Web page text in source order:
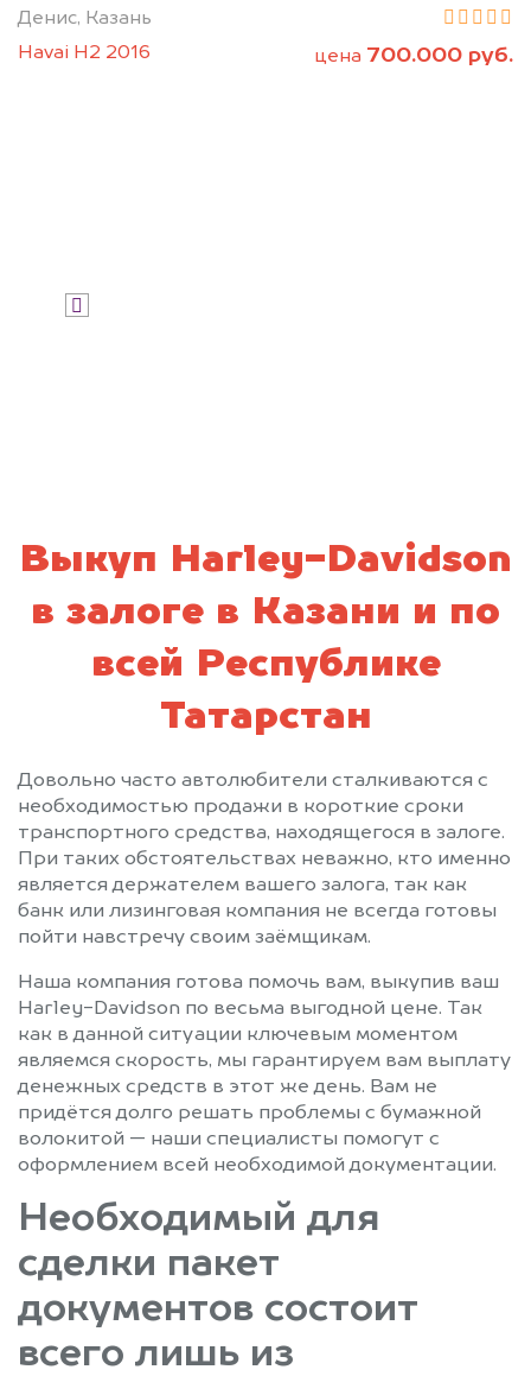
Денис, Казань
Havai H2 2016
цена 700.000 руб.
Выкуп Harley-Davidson
в залоге в Казани и по
всей Республике
Татарстан
Довольно часто автолюбители сталкиваются с
необходимостью продажи в короткие сроки
транспортного средства, находящегося в залоге.
При таких обстоятельствах неважно, кто именно
является держателем вашего залога, так как
банк или лизинговая компания не всегда готовы
пойти навстречу своим заёмщикам.
Наша компания готова помочь вам, выкупив ваш
Harley-Davidson по весьма выгодной цене. Так
как в данной ситуации ключевым моментом
являемся скорость, мы гарантируем вам выплату
денежных средств в этот же день. Вам не
придётся долго решать проблемы с бумажной
волокитой — наши специалисты помогут с
оформлением всей необходимой документации.
Необходимый для
сделки пакет
документов состоит
всего лишь из